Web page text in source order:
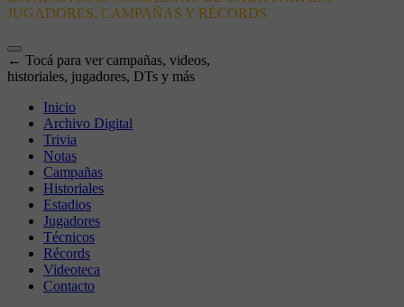
JUGADORES, CAMPAÑAS Y RÉCORDS
← Tocá para ver campañas, videos,
historiales, jugadores, DTs y más
Inicio
Archivo Digital
Trivia
Notas
Campañas
Historiales
Estadios
Jugadores
Técnicos
Récords
Videoteca
Contacto